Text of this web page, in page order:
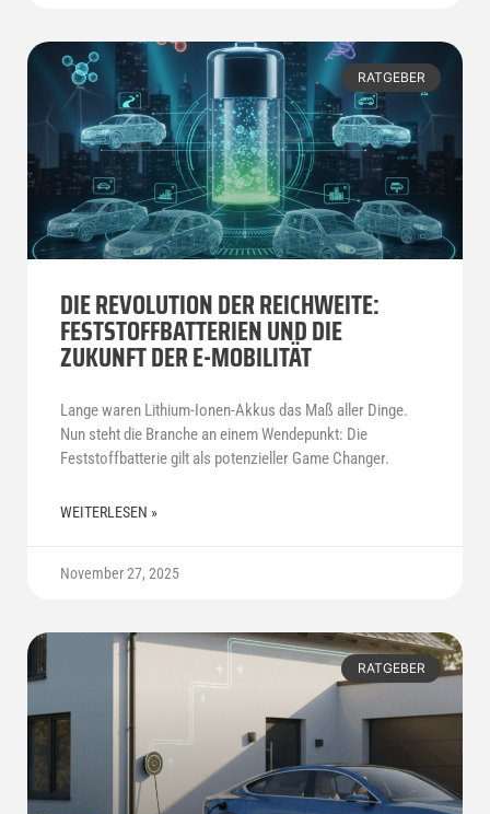
RATGEBER
DIE REVOLUTION DER REICHWEITE:
FESTSTOFFBATTERIEN UND DIE
ZUKUNFT DER E-MOBILITÄT
Lange waren Lithium-Ionen-Akkus das Maß aller Dinge.
Nun steht die Branche an einem Wendepunkt: Die
Feststoffbatterie gilt als potenzieller Game Changer.
WEITERLESEN »
November 27, 2025
RATGEBER